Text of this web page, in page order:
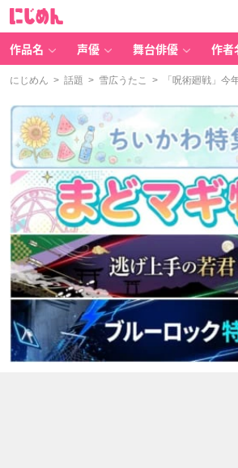
作品名 声優 舞台俳優 作者
にじめん > 話題 > 雪広うたこ > 「呪術廻戦」今